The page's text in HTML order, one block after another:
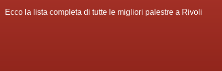
Ecco la lista completa di tutte le migliori palestre a Rivoli